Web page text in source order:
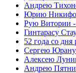
Андрею
Юрию
Рую Витории -
Гинтарасу
52 года со
Сергею
Алексею
Андрею